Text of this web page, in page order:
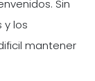
Sin
y los
mantener